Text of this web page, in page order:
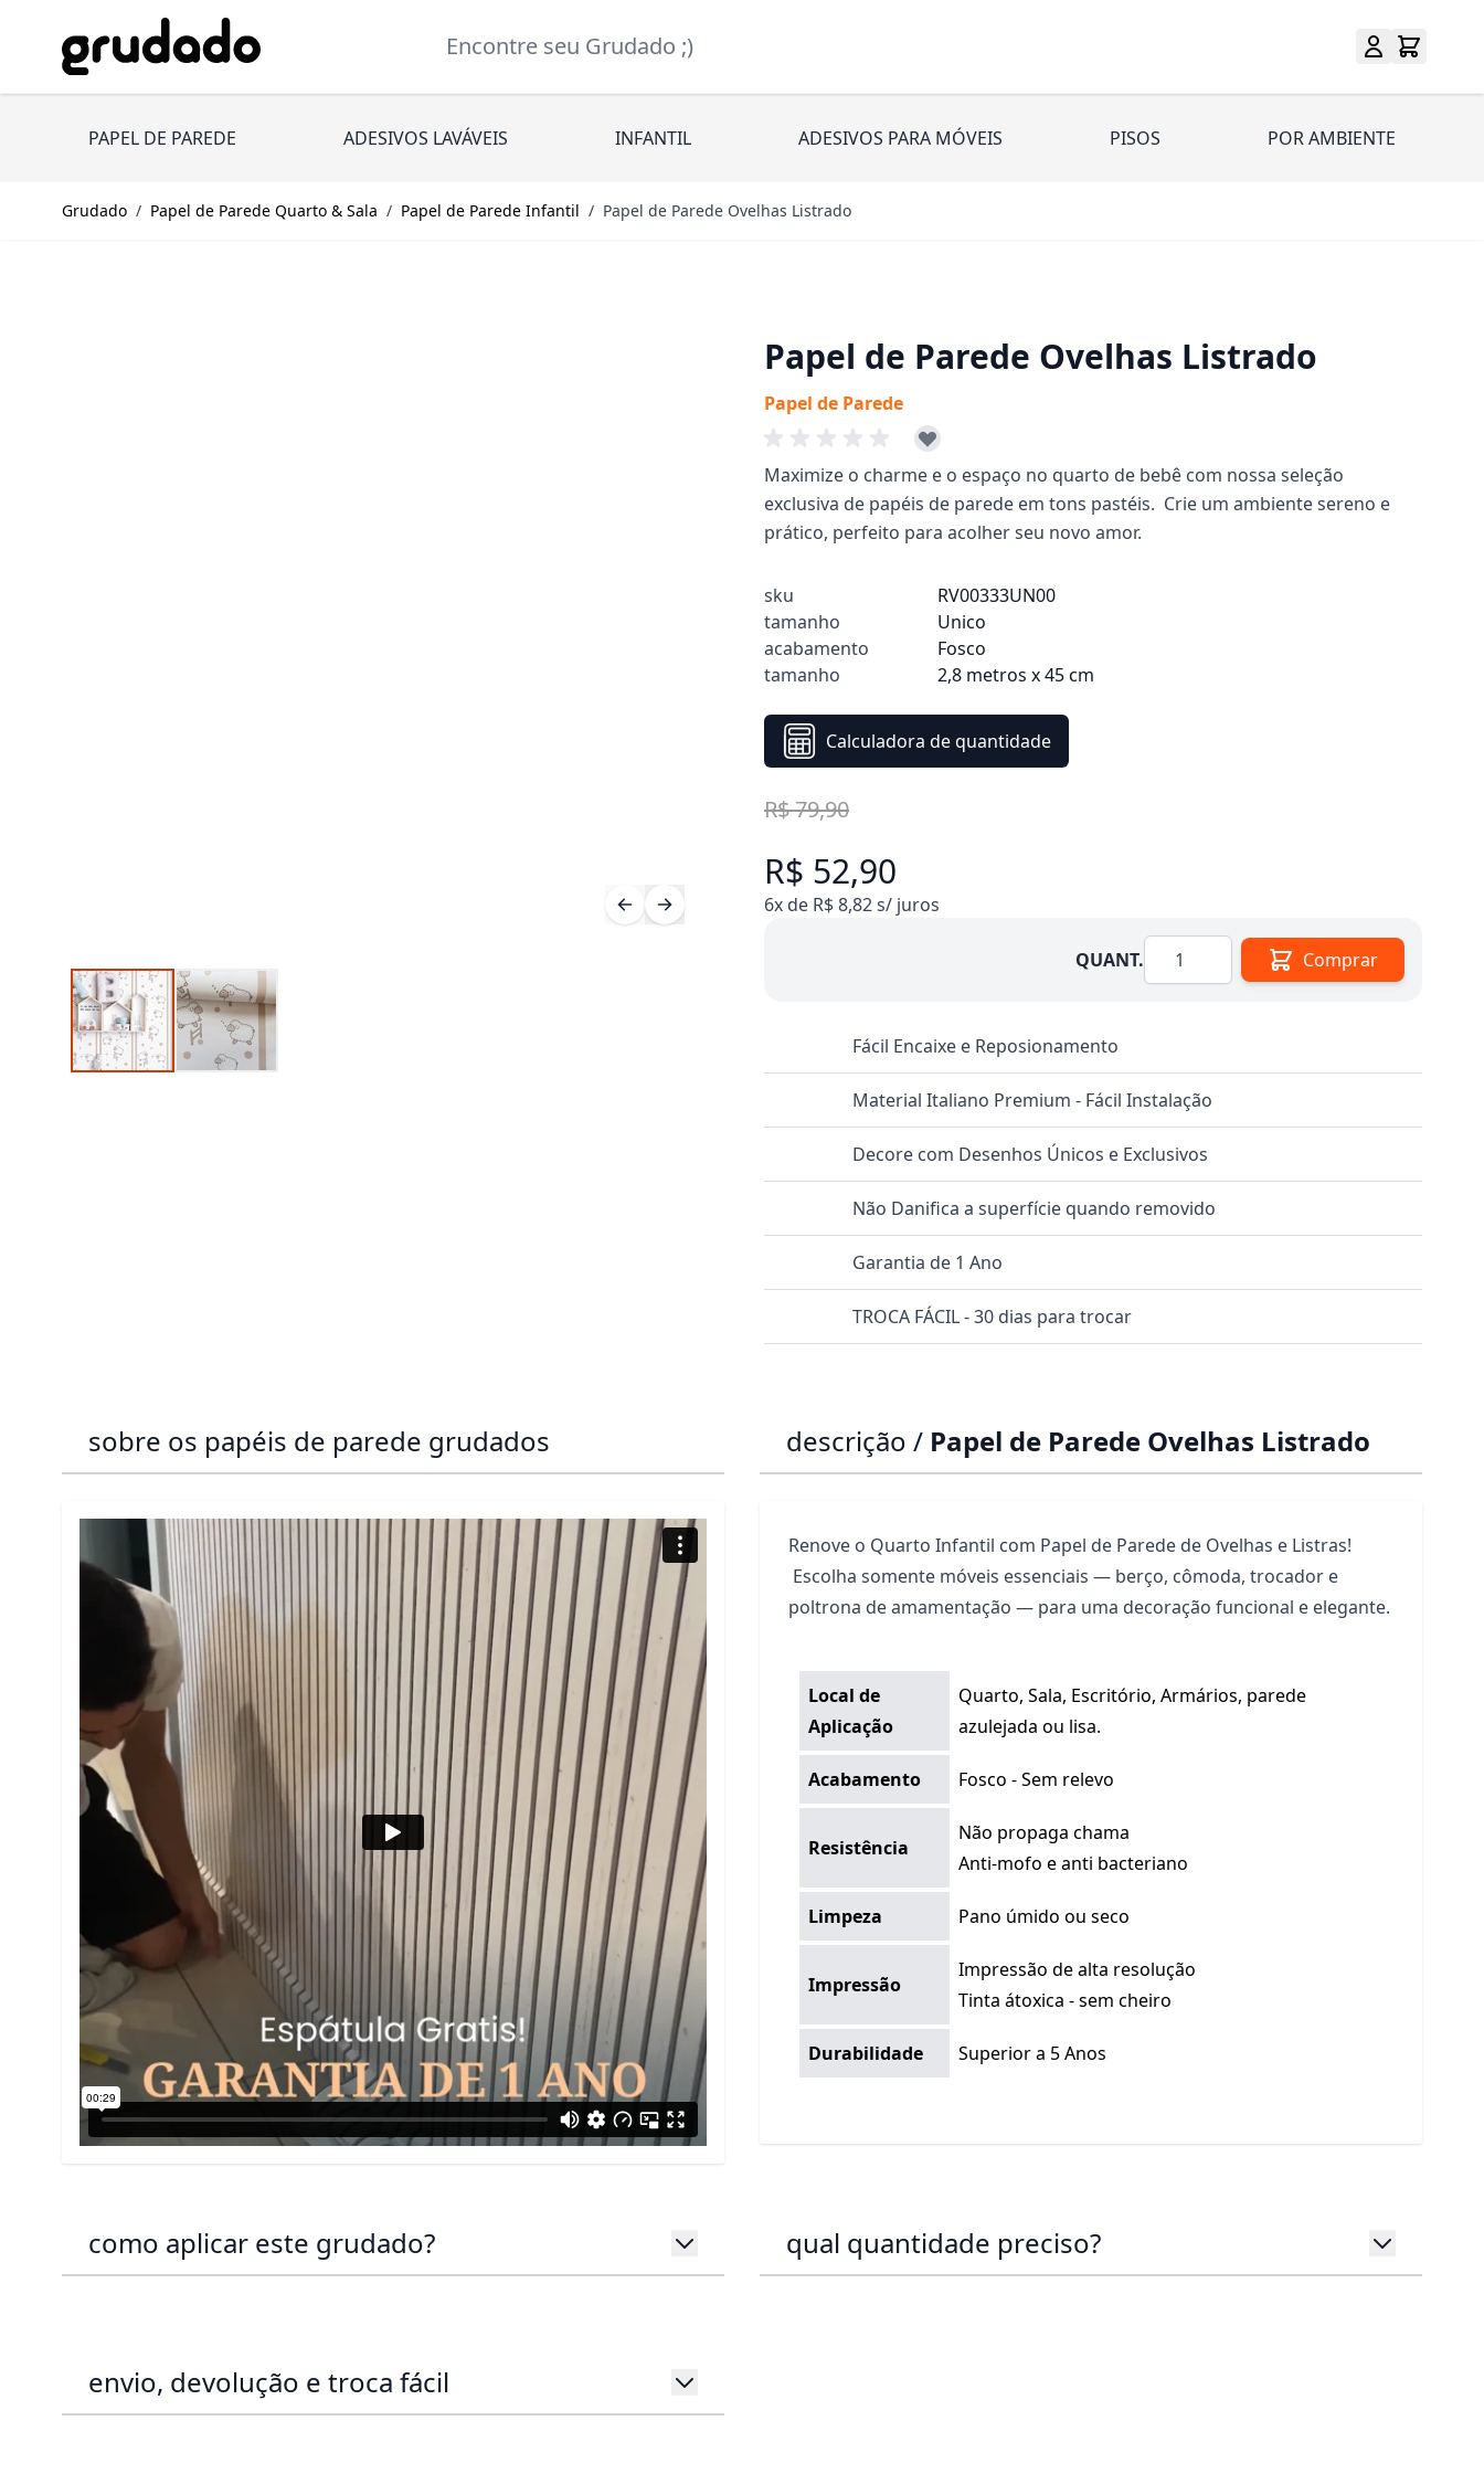
Pular para o conteúdo
Encontre seu Grudado ;)
PAPEL DE PAREDE ADESIVOS LAVÁVEIS INFANTIL ADESIVOS PARA MÓVEIS PISOS POR AMBIENTE
Grudado / Papel de Parede Quarto & Sala / Papel de Parede Infantil / Papel de Parede Ovelhas Listrado
Papel de Parede Ovelhas Listrado
Papel de Parede
Maximize o charme e o espaço no quarto de bebê com nossa seleção
exclusiva de papéis de parede em tons pastéis. Crie um ambiente sereno e
prático, perfeito para acolher seu novo amor.
sku
RV00333UN00
tamanho
Unico
acabamento
Fosco
tamanho
2,8 metros x 45 cm
Calculadora de quantidade
R$ 79,90
R$ 52,90
6x de R$ 8,82 s/ juros
QUANT.Quantidade Comprar
Fácil Encaixe e Reposionamento
Material Italiano Premium - Fácil Instalação
Decore com Desenhos Únicos e Exclusivos
Não Danifica a superfície quando removido
Garantia de 1 Ano
TROCA FÁCIL - 30 dias para trocar
sobre os papéis de parede grudados descrição / Papel de Parede Ovelhas Listrado
Renove o Quarto Infantil com Papel de Parede de Ovelhas e Listras!
Escolha somente móveis essenciais — berço, cômoda, trocador e
poltrona de amamentação — para uma decoração funcional e elegante.
Local de
Aplicação
Quarto, Sala, Escritório, Armários, parede
azulejada ou lisa.
Acabamento Fosco - Sem relevo
Resistência
Não propaga chama
Anti-mofo e anti bacteriano
Limpeza Pano úmido ou seco
Impressão
Impressão de alta resolução
Tinta átoxica - sem cheiro
Durabilidade Superior a 5 Anos
como aplicar este grudado? qual quantidade preciso?
envio, devolução e troca fácil